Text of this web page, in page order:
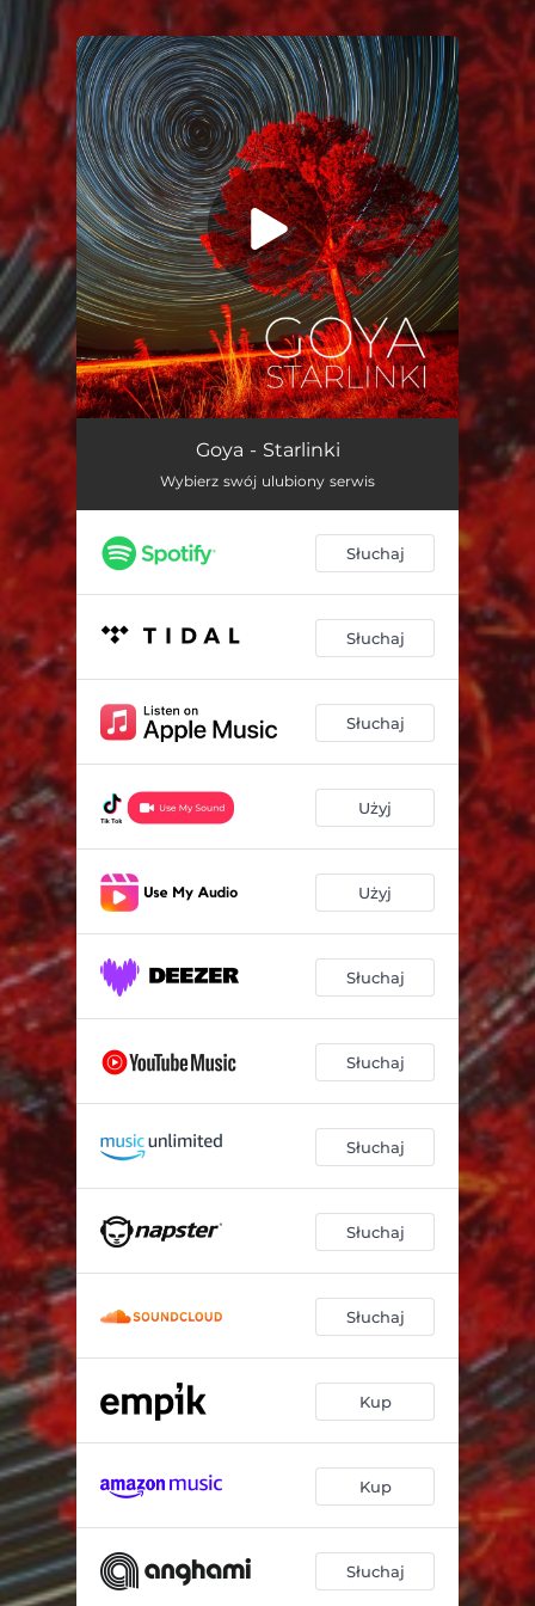
You're all set!
Goya - Starlinki
Wybierz swój ulubiony serwis
Słuchaj
Słuchaj
Słuchaj
Użyj
Użyj
Słuchaj
Słuchaj
Słuchaj
Słuchaj
Słuchaj
Kup
Kup
Słuchaj